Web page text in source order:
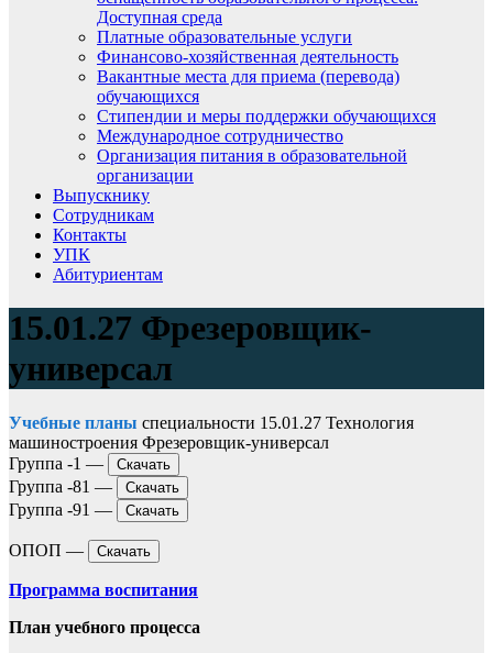
Доступная среда
Платные образовательные услуги
Финансово-хозяйственная деятельность
Вакантные места для приема (перевода)
обучающихся
Стипендии и меры поддержки обучающихся
Международное сотрудничество
Организация питания в образовательной
организации
Выпускнику
Сотрудникам
Контакты
УПК
Абитуриентам
15.01.27 Фрезеровщик-
универсал
Учебные планы специальности 15.01.27 Технология
машиностроения Фрезеровщик-универсал
Группа -1 —
Скачать
Группа -81 — Скачать
Группа -91 — Скачать
ОПОП — Скачать
Программа воспитания
План учебного процесса